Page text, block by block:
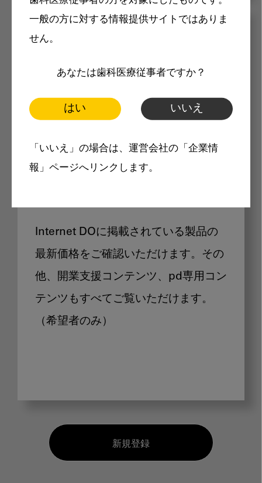
一般の方に対する情報提供サイトではありま
せん。
あなたは歯科医療従事者ですか？
はい いいえ
「いいえ」の場合は、運営会社の「企業情
報」ページへリンクします。
Internet DOに掲載されている
製品価格も閲覧可能
Internet DOに掲載されている製品の
最新価格をご確認いただけます。その
他、開業支援コンテンツ、pd専用コン
テンツもすべてご覧いただけます。
（希望者のみ）
新規登録